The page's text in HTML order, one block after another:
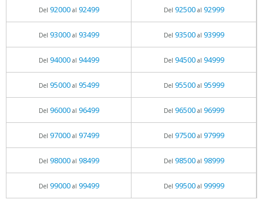
Del 92000al 92499 Del 92500al 92999
Del 93000al 93499 Del 93500al 93999
Del 94000al 94499 Del 94500al 94999
Del 95000al 95499 Del 95500al 95999
Del 96000al 96499 Del 96500al 96999
Del 97000al 97499 Del 97500al 97999
Del 98000al 98499 Del 98500al 98999
Del 99000al 99499 Del 99500al 99999